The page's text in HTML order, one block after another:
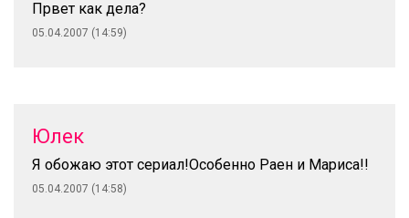
Првет как дела?
05.04.2007 (14:59)
Юлек
Я обожаю этот сериал!Особенно Раен и Мариса!!
05.04.2007 (14:58)